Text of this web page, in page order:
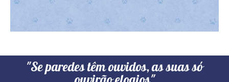
"Se paredes têm ouvidos, as suas só